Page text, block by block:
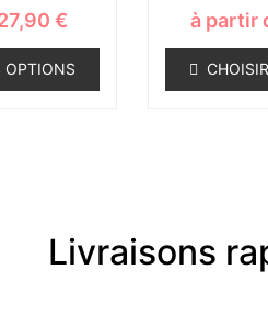
€
OPTIONS
à partir
Livraisons